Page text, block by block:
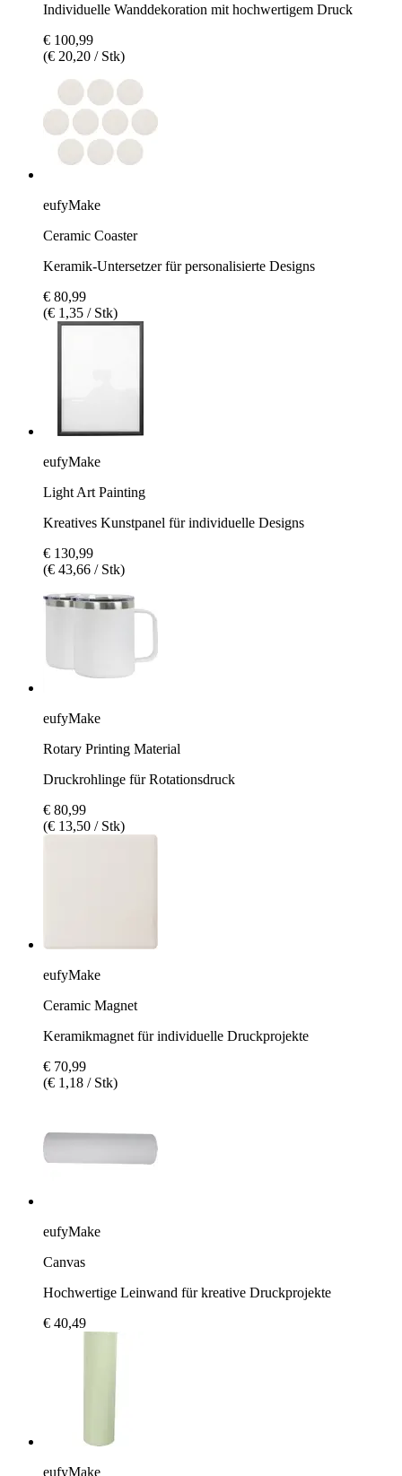
Individuelle Wanddekoration mit hochwertigem Druck
€ 100,99
(€ 20,20 / Stk)
eufyMake
Ceramic Coaster
Keramik-Untersetzer für personalisierte Designs
€ 80,99
(€ 1,35 / Stk)
eufyMake
Light Art Painting
Kreatives Kunstpanel für individuelle Designs
€ 130,99
(€ 43,66 / Stk)
eufyMake
Rotary Printing Material
Druckrohlinge für Rotationsdruck
€ 80,99
(€ 13,50 / Stk)
eufyMake
Ceramic Magnet
Keramikmagnet für individuelle Druckprojekte
€ 70,99
(€ 1,18 / Stk)
eufyMake
Canvas
Hochwertige Leinwand für kreative Druckprojekte
€ 40,49
eufyMake